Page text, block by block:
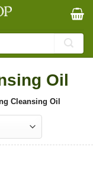
Oil
Cleansing Oil